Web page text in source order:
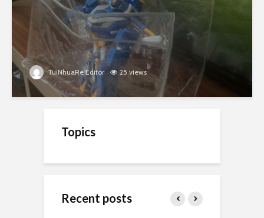
TuiNhuaRe Editor 25 views
Topics
Recent posts